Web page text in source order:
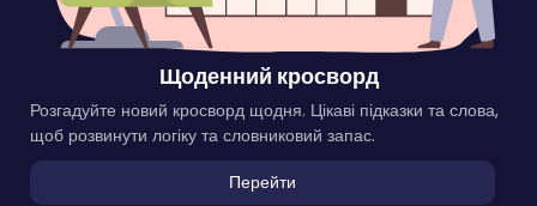
Щоденний кросворд
Розгадуйте новий кросворд щодня. Цікаві підказки та слова,
щоб розвинути логіку та словниковий запас.
Перейти